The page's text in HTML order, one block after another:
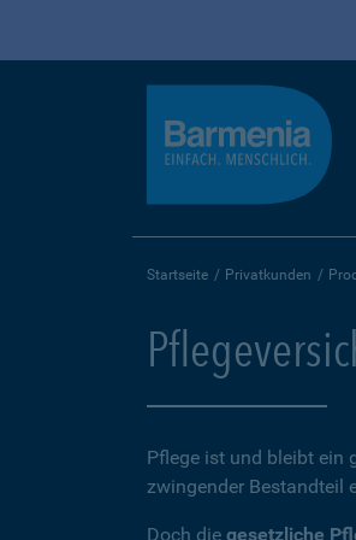
Startseite Privatkunden
Pflege ist und bleibt ein
zwingender Bestandteil
Doch die gesetzliche